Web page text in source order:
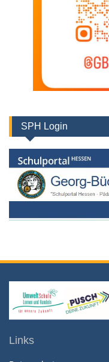
SPH Login
Links